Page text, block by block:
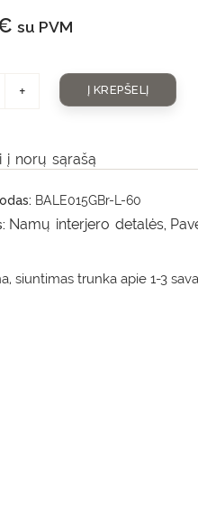
su PVM
+ Į KREPŠELĮ
BALE015GBr-L-60
Namų interjero detalės,
siuntimas trunka apie 1-3
į norų sąrašą